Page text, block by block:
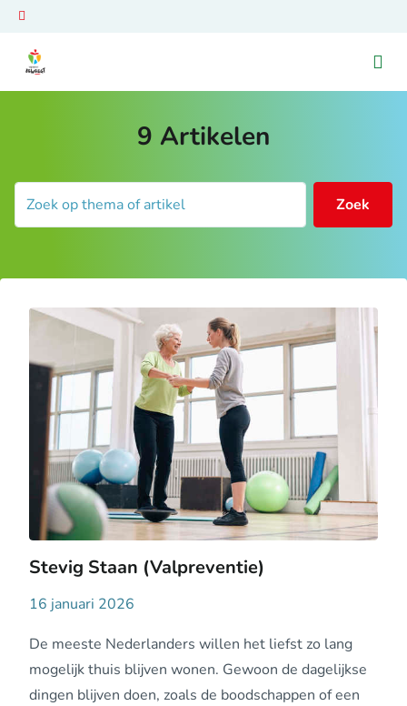
Ga naar de homepage van Venray Beweegt
9 Artikelen
Zoek
Stevig Staan (Valpreventie)
16 januari 2026
De meeste Nederlanders willen het liefst zo lang
mogelijk thuis blijven wonen. Gewoon de dagelijkse
dingen blijven doen, zoals de boodschappen of een